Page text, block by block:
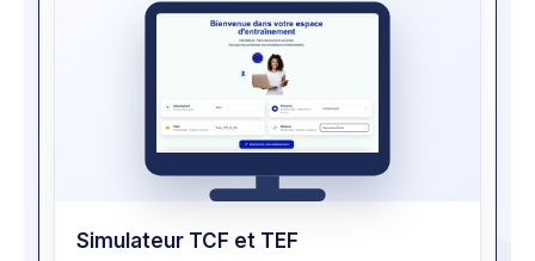
Simulateur TCF et TEF